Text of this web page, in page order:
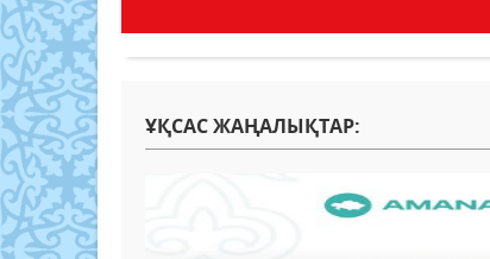
ҰҚСАС ЖАҢАЛЫҚТАР: